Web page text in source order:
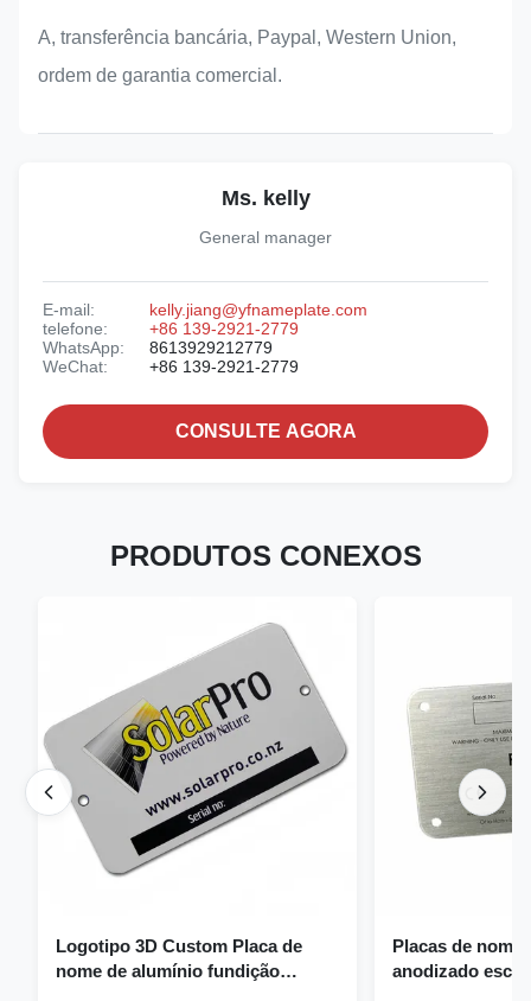
A, transferência bancária, Paypal, Western Union,
ordem de garantia comercial.
Ms. kelly
General manager
E-mail:
kelly.jiang@yfnameplate.com
telefone:
+86 139-2921-2779
WhatsApp:
8613929212779
WeChat:
+86 139-2921-2779
CONSULTE AGORA
PRODUTOS CONEXOS
Logotipo 3D Custom Placa de
nome de alumínio fundição
Placas de nome
anodizado